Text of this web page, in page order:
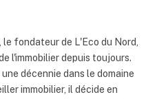
le fondateur de L'Eco du Nord,
l'immobilier depuis toujours.
décennie dans le domaine
immobilier, il décide en